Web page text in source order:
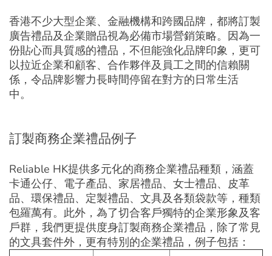
香港不少大型企業、金融機構和跨國品牌，都將訂製
廣告禮品及企業贈品視為必備市場營銷策略。因為一
份貼心而具質感的禮品，不但能強化品牌印象，更可
以拉近企業和顧客、合作夥伴及員工之間的信賴關
係，令品牌影響力長時間停留在對方的日常生活
中。
訂製商務企業禮品例子
Reliable HK提供多元化的商務企業禮品種類，涵蓋
卡通公仔、電子產品、家居禮品、女士禮品、皮革
品、環保禮品、定製禮品、文具及各類袋款等，種類
包羅萬有。此外，為了切合客戶獨特的企業形象及客
戶群，我們更提供度身訂製商務企業禮品，除了常見
的文具套件外，更有特別的企業禮品，例子包括：